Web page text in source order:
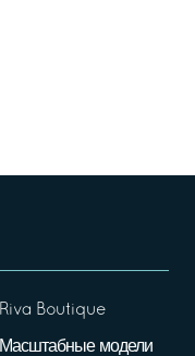
Riva Boutique
Масштабные модели